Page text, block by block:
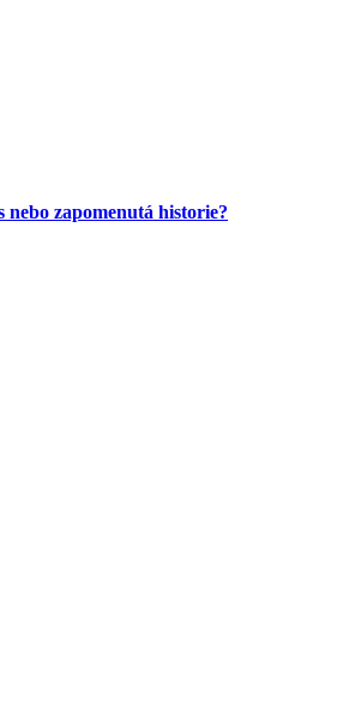
zapomenutá historie?